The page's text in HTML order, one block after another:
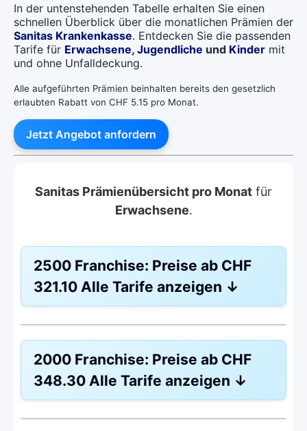
In der untenstehenden Tabelle erhalten Sie einen
schnellen Überblick über die monatlichen Prämien der
Sanitas Krankenkasse. Entdecken Sie die passenden
Tarife für Erwachsene, Jugendliche und Kinder mit
und ohne Unfalldeckung.
Alle aufgeführten Prämien beinhalten bereits den gesetzlich
erlaubten Rabatt von CHF 5.15 pro Monat.
Jetzt Angebot anfordern
Sanitas Prämienübersicht pro Monat für
Erwachsene.
2500 Franchise: Preise ab CHF
321.10 Alle Tarife anzeigen ↓
Ohne Unfalldeckung:
CHF 321.10
Mit Unfalldeckung:
2000 Franchise: Preise ab CHF
348.30 Alle Tarife anzeigen ↓